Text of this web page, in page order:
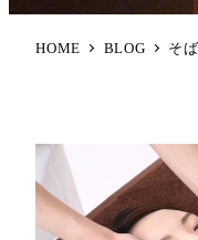
HOME BLOG そ